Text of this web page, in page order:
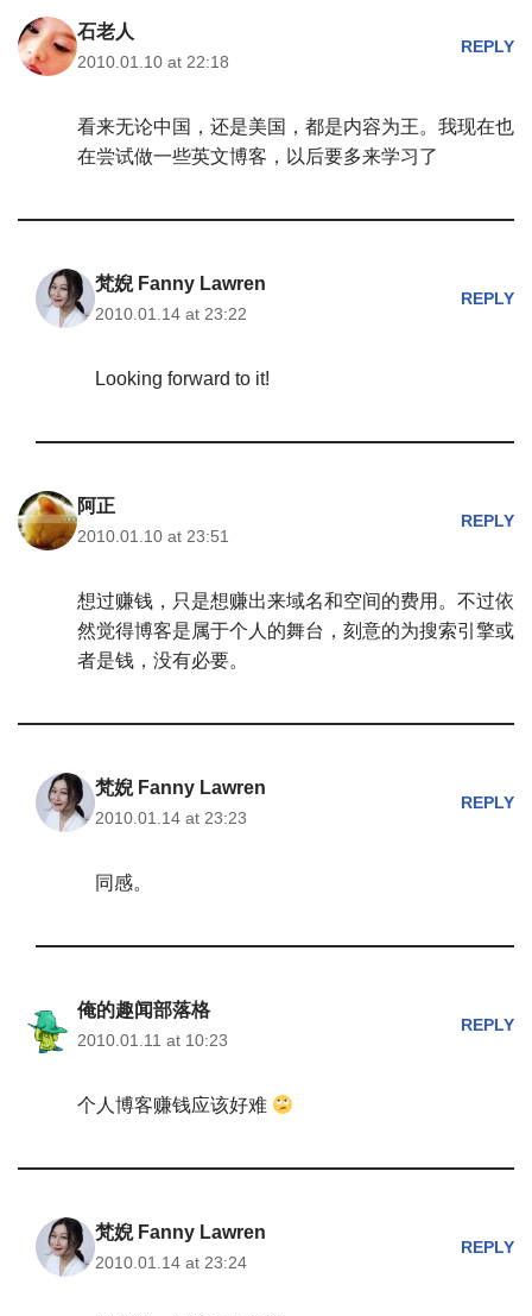
石老人
2010.01.10 at 22:18
REPLY
看来无论中国，还是美国，都是内容为王。我现在也
在尝试做一些英文博客，以后要多来学习了
梵婗 Fanny Lawren
2010.01.14 at 23:22
REPLY
Looking forward to it!
阿正
2010.01.10 at 23:51
REPLY
想过赚钱，只是想赚出来域名和空间的费用。不过依
然觉得博客是属于个人的舞台，刻意的为搜索引擎或
者是钱，没有必要。
梵婗 Fanny Lawren
2010.01.14 at 23:23
REPLY
同感。
俺的趣闻部落格
2010.01.11 at 10:23
REPLY
个人博客赚钱应该好难
梵婗 Fanny Lawren
2010.01.14 at 23:24
REPLY